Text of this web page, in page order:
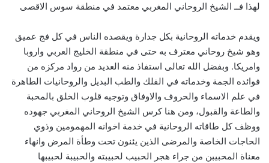
لهذا فــ الشيخ الروحاني المغربي معتمد في منطقة سوس الاقصى
ويقدم خدماته الروحانية بكل جدارة ويقصده الناس في كل فج عميق
وهو شيخ روحاني معترف به حتى في منطقة الخليج العربي واروبا
وامريكا. وبفضل الله تعالى استفاذ منه العديد من رواد مركزه من
فوائده الجمة وخدماته في الفلك والطب البديل والروحانيات الطاهرة
في علم الاسماء والحروف والاوفاق وتوجيه قلوب الخلق بالمحبة
والطاعة والقبول، ومن هنا كرس الشيخ الروحاني المغربي جهوده
ووظف كل طاقاته الروحانية في خدمة اخوانه المهمومين وذوي
الحاجات الخاصة والمرضى الذين يئنون تحت وطأة المرض وانهاء
معناة المحبيبن من جراء هجر الحبيب لحبيبته والحبيبة لحبيبها